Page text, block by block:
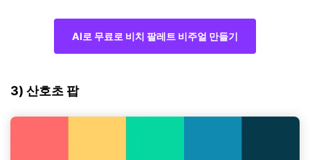
AI로 무료로 비치 팔레트 비주얼 만들기
3) 산호초 팝